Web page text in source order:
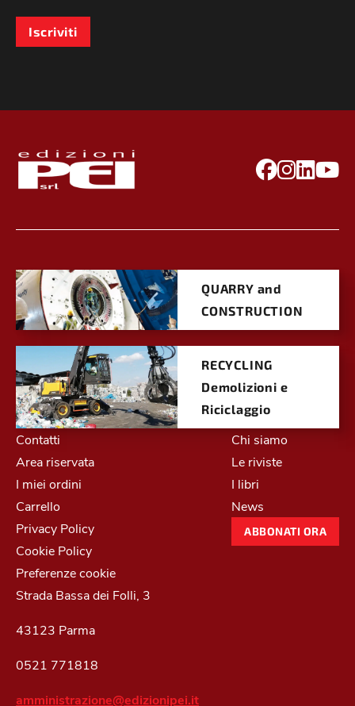
Iscriviti
QUARRY and
CONSTRUCTION
RECYCLING
Demolizioni e
Riciclaggio
Contatti
Area riservata
I miei ordini
Carrello
Privacy Policy
Cookie Policy
Preferenze cookie
Chi siamo
Le riviste
I libri
News
ABBONATI ORA
Strada Bassa dei Folli, 3
43123 Parma
0521 771818
amministrazione@edizionipei.it